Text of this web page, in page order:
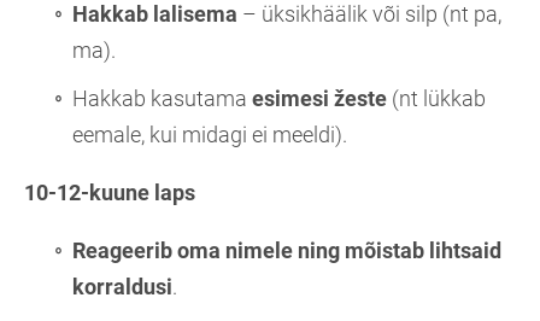
Hakkab lalisema – üksikhäälik või silp (nt pa,
ma).
Hakkab kasutama esimesi žeste (nt lükkab
eemale, kui midagi ei meeldi).
10-12-kuune laps
Reageerib oma nimele ning mõistab lihtsaid
korraldusi.